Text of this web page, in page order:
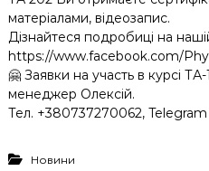
матеріалами, відеозапис.
Дізнайтеся подробиці на
https://www.facebook.com/
🤗 Заявки на участь в курсі
менеджер Олексій.
Тел. +380737270062, Telegram
Новини